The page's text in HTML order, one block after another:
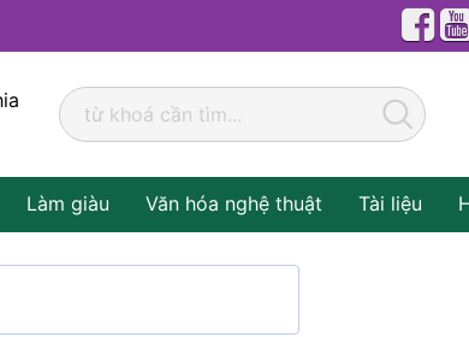
Làm giàu Văn hóa nghệ thuật Tài liệu